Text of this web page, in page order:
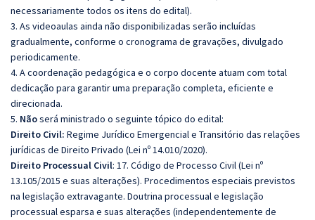
necessariamente todos os itens do edital).
3. As videoaulas ainda não disponibilizadas serão incluídas
gradualmente, conforme o cronograma de gravações, divulgado
periodicamente.
4. A coordenação pedagógica e o corpo docente atuam com total
dedicação para garantir uma preparação completa, eficiente e
direcionada.
5. Nãoserá ministrado o seguinte tópico do edital:
Direito Civil: Regime Jurídico Emergencial e Transitório das relações
jurídicas de Direito Privado (Lei nº 14.010/2020).
Direito Processual Civil: 17. Código de Processo Civil (Lei nº
13.105/2015 e suas alterações). Procedimentos especiais previstos
na legislação extravagante. Doutrina processual e legislação
processual esparsa e suas alterações (independentemente de